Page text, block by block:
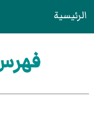
الرئيسية